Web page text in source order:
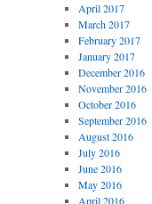
April 2017
March 2017
February 2017
January 2017
December 2016
November 2016
October 2016
September 2016
August 2016
July 2016
June 2016
May 2016
April 2016